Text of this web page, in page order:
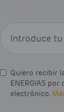
Quiero recibir
ENERGIAS
electrónico.